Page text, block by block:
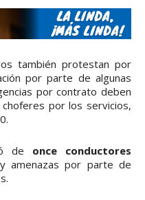
también protestan por
por parte de algunas
por contrato deben
por los servicios,
de once conductores
y amenazas por parte de